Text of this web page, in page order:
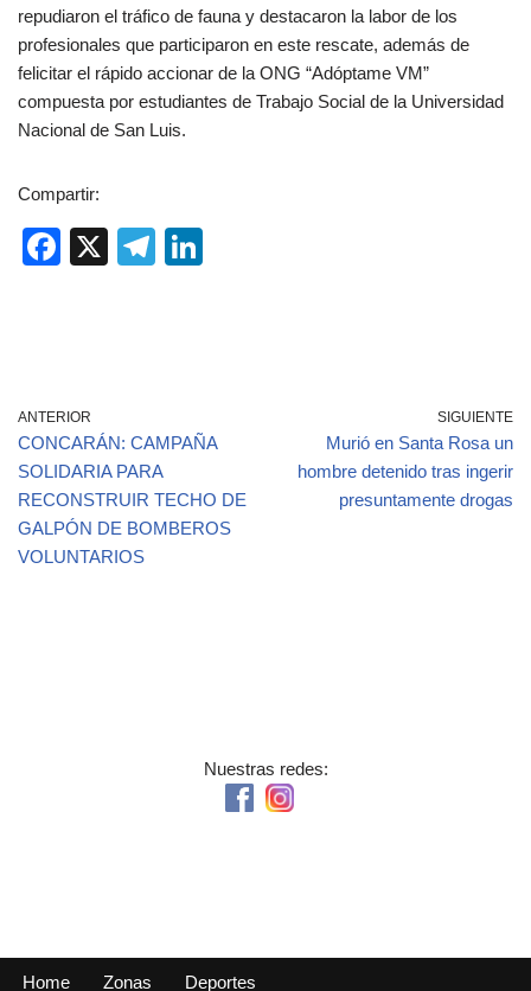
repudiaron el tráfico de fauna y destacaron la labor de los
profesionales que participaron en este rescate, además de
felicitar el rápido accionar de la ONG “Adóptame VM”
compuesta por estudiantes de Trabajo Social de la Universidad
Nacional de San Luis.
Compartir:
F
o
o
k
X
T
m n
ANTERIOR
CONCARÁN: CAMPAÑA
SOLIDARIA PARA
RECONSTRUIR TECHO DE
GALPÓN DE BOMBEROS
VOLUNTARIOS
SIGUIENTE
Murió en Santa Rosa un
hombre detenido tras ingerir
presuntamente drogas
Nuestras redes:
Home Zonas Deportes